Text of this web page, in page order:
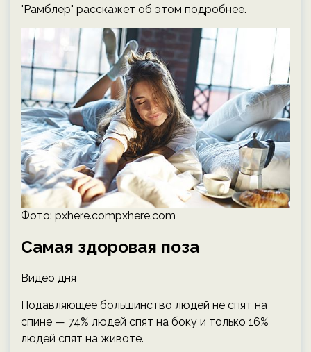
"Рамблер" расскажет об этом подробнее.
Фото: pxhere.compxhere.com
Самая здоровая поза
Видео дня
Подавляющее большинство людей не спят на
спине — 74% людей спят на боку и только 16%
людей спят на животе.